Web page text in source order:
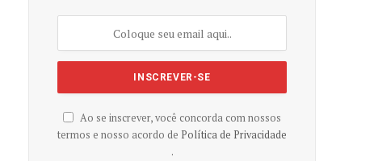
Ao se inscrever, você concorda com nossos
termos e nosso acordo de Política de Privacidade
.